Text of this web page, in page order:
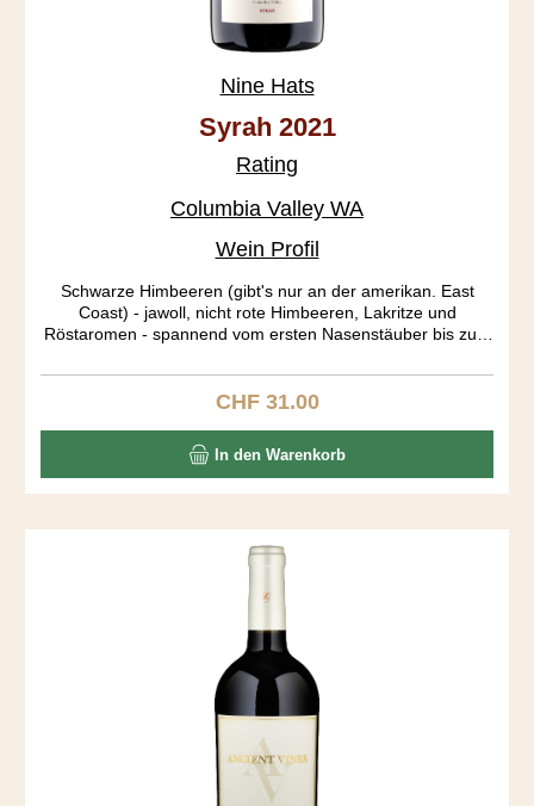
Nine Hats
Syrah 2021
Rating
Columbia Valley WA
Wein Profil
Schwarze Himbeeren (gibt's nur an der amerikan. East
Coast) - jawoll, nicht rote Himbeeren, Lakritze und
Röstaromen - spannend vom ersten Nasenstäuber bis zum
stammen aus drei verschieden Rebbergen: Stone Tree and
Candy Mountain Vineyards aus der Red Mountain AVA
Yakima Valley die Frucht in diesen Ausnahme Blend.
Regulärer Preis:
CHF 31.00
In den Warenkorb